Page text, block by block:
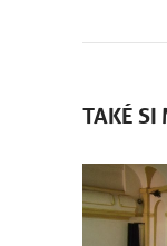
TAKÉ SI